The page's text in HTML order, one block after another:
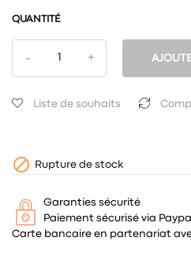
QUANTITÉ
Liste de souhaits
 Rupture de stock
Garanties sécurité
Paiement sécurisé via
Carte bancaire en partenariat